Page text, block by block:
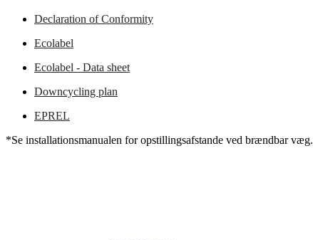
Declaration of Conformity
Ecolabel
Ecolabel - Data sheet
Downcycling plan
EPREL
*Se installationsmanualen for opstillingsafstande ved brændbar væg.